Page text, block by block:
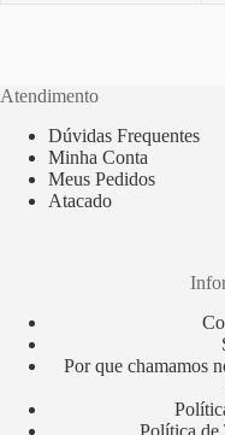
Atendimento
Dúvidas Frequentes
Minha Conta
Meus Pedidos
Atacado
Por que chamamos
Política de